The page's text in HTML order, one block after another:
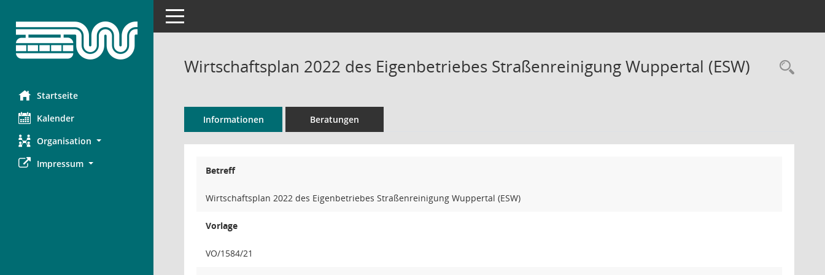
Startseite
Kalender
Organisation
Impressum
Toggle navigation
Wirtschaftsplan 2022 des Eigenbetriebes Straßenreinigung Wuppertal (ESW)
Informationen Beratungen
Betreff
Wirtschaftsplan 2022 des Eigenbetriebes Straßenreinigung Wuppertal (ESW)
Vorlage
VO/1584/21